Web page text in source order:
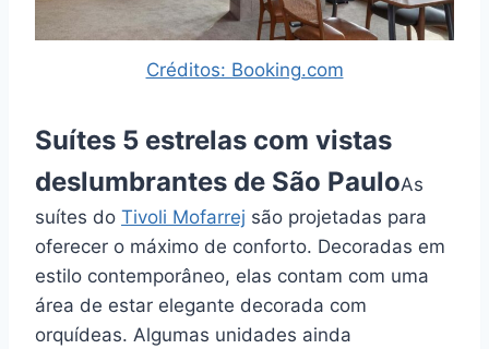
Créditos: Booking.com
Suítes 5 estrelas com vistas
deslumbrantes de São PauloAs
suítes do Tivoli Mofarrej são projetadas para
oferecer o máximo de conforto. Decoradas em
estilo contemporâneo, elas contam com uma
área de estar elegante decorada com
orquídeas. Algumas unidades ainda